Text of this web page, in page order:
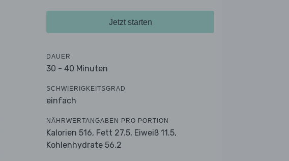
Jetzt starten
DAUER
30 - 40 Minuten
SCHWIERIGKEITSGRAD
einfach
NÄHRWERTANGABEN PRO PORTION
Kalorien 516, Fett 27.5, Eiweiß 11.5,
Kohlenhydrate 56.2